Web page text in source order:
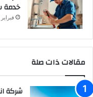
خدمة
فبراير 10, 2025
مقالات ذات صلة
شركة